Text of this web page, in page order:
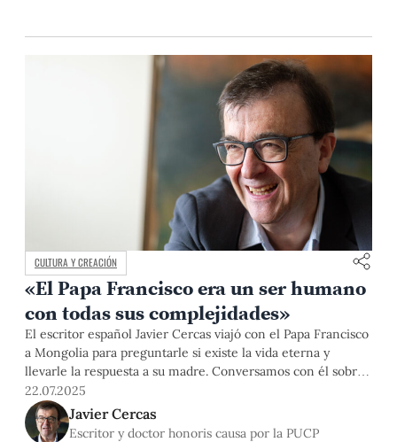
CULTURA Y CREACIÓN
«El Papa Francisco era un ser humano
con todas sus complejidades»
El escritor español Javier Cercas viajó con el Papa Francisco
a Mongolia para preguntarle si existe la vida eterna y
llevarle la respuesta a su madre. Conversamos con él sobre
su experiencia conociendo al recordado Francisco, así como
cuál considera será la senda del Papa León XIV, su método
al escribir y la utilidad de la literatura.
22.07.2025
Javier Cercas
Escritor y doctor honoris causa por la PUCP